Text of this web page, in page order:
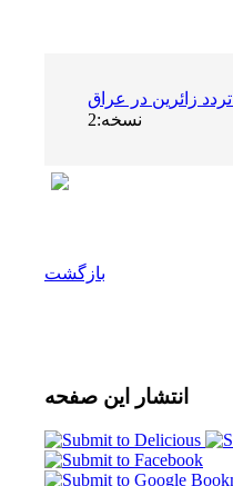
زائرين در عراق
بازگشت
انتشار این صفحه